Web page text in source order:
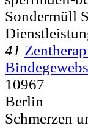
Sondermüll
41
10967
Berlin
Schmerzen